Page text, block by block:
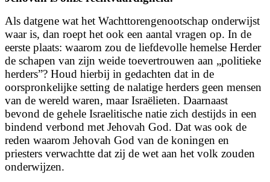
Als datgene wat het Wachttorengenootschap onderwijst
waar is, dan roept het ook een aantal vragen op. In de
eerste plaats: waarom zou de liefdevolle hemelse Herder
de schapen van zijn weide toevertrouwen aan „politieke
herders”? Houd hierbij in gedachten dat in de
oorspronkelijke setting de nalatige herders geen mensen
van de wereld waren, maar Israëlieten. Daarnaast
bevond de gehele Israelitische natie zich destijds in een
bindend verbond met Jehovah God. Dat was ook de
reden waarom Jehovah God van de koningen en
priesters verwachtte dat zij de wet aan het volk zouden
onderwijzen.